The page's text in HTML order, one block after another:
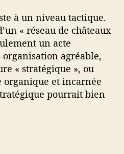
à un niveau tactique.
« réseau de châteaux
un acte
organisation agréable,
« stratégique », ou
et incarnée
pourrait bien